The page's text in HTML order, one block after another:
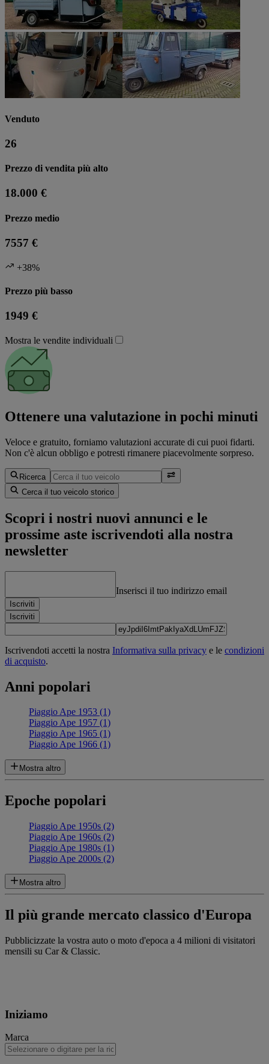
Venduto
26
Prezzo di vendita più alto
18.000 €
Prezzo medio
7557 €
+38%
Prezzo più basso
1949 €
Mostra le vendite individuali
Ottenere una valutazione in pochi minuti
Veloce e gratuito, forniamo valutazioni accurate di cui puoi fidarti.
Non c'è alcun obbligo e potresti rimanere piacevolmente sorpreso.
Ricerca
Cerca il tuo veicolo storico
Scopri i nostri nuovi annunci e le
prossime aste iscrivendoti alla nostra
newsletter
Inserisci il tuo indirizzo email
Iscriviti
Iscriviti
Iscrivendoti accetti la nostra Informativa sulla privacy e le condizioni
di acquisto.
Anni popolari
Piaggio Ape 1953 (1)
Piaggio Ape 1957 (1)
Piaggio Ape 1965 (1)
Piaggio Ape 1966 (1)
Mostra altro
Epoche popolari
Piaggio Ape 1950s (2)
Piaggio Ape 1960s (2)
Piaggio Ape 1980s (1)
Piaggio Ape 2000s (2)
Mostra altro
Il più grande mercato classico d'Europa
Pubblicizzate la vostra auto o moto d'epoca a 4 milioni di visitatori
mensili su Car & Classic.
Iniziamo
Marca